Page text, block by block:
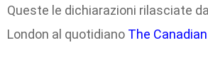
Queste le dichiarazioni rilasciate
London al quotidiano The